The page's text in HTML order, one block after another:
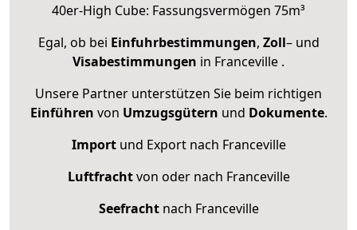
40er-High Cube: Fassungsvermögen 75m³
Egal, ob bei Einfuhrbestimmungen, Zoll– und
Visabestimmungen in Franceville .
Unsere Partner unterstützen Sie beim richtigen
Einführen von Umzugsgütern und Dokumente.
Importund Export nach Franceville
Luftfrachtvon oder nach Franceville
Seefrachtnach Franceville